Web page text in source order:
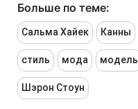
Больше по теме:
Сальма Хайек Канны
стиль мода модель
Шэрон Стоун